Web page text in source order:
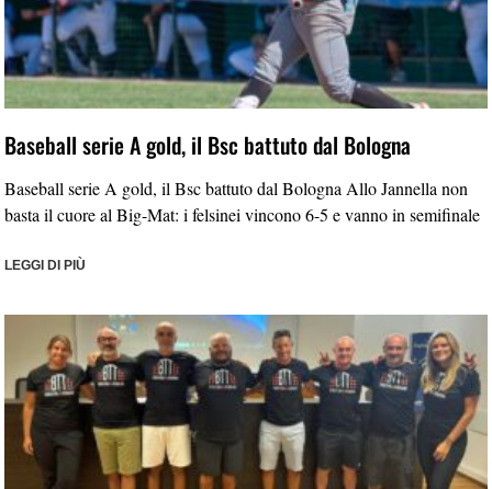
Baseball serie A gold, il Bsc battuto dal Bologna
Baseball serie A gold, il Bsc battuto dal Bologna Allo Jannella non
basta il cuore al Big-Mat: i felsinei vincono 6-5 e vanno in semifinale
LEGGI DI PIÙ